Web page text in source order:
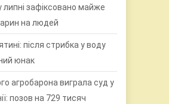
липні зафіксовано майже
на людей
після стрибка у воду
юнак
агробарона виграла суд у
позов на 729 тисяч